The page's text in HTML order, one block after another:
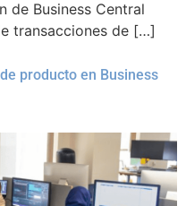
de Business Central
transacciones de […]
producto en Business